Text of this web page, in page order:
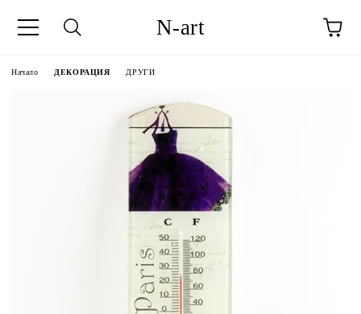
N-art
Начало ДЕКОРАЦИЯ ДРУГИ